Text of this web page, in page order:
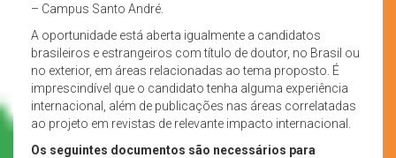
– Campus Santo André.
A oportunidade está aberta igualmente a candidatos
brasileiros e estrangeiros com título de doutor, no Brasil ou
no exterior, em áreas relacionadas ao tema proposto. É
imprescindível que o candidato tenha alguma experiência
internacional, além de publicações nas áreas correlatadas
ao projeto em revistas de relevante impacto internacional.
Os seguintes documentos são necessários para